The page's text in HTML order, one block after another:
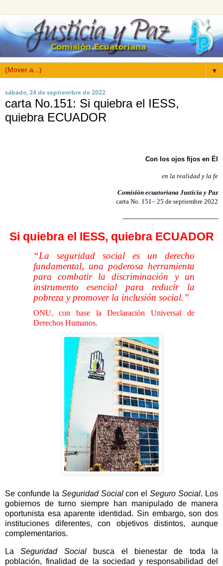
▼
sábado, 24 de septiembre de 2022
carta No.151: Si quiebra el IESS,
quiebra ECUADOR
Con los ojos fijos en Él
en la realidad y la fe
Comisión ecuatoriana Justicia y Paz
carta No. 151– 25 de septiembre 2022
------------------------------------------------
Si quiebra el IESS, quiebra ECUADOR
“La seguridad social es un derecho
fundamental, una poderosa herramienta
para combatir la discriminación y un
instrumento esencial para reducir la
pobreza y promover la inclusión social.”
ONU, con base la Declaración Universal de
Derechos Humanos.
Se confunde la Seguridad Socialcon elSeguro Social. Los
gobiernos de turno siempre han manipulado de manera
oportunista esa aparente identidad. Sin embargo, son dos
instituciones diferentes, con objetivos distintos, aunque
complementarios.
LaSeguridad Socialbusca el bienestar de toda la
población, finalidad de la sociedad y responsabilidad del